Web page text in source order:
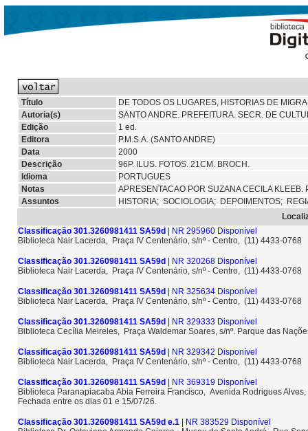
Título
DE TODOS OS LUGARES, HISTORIAS DE
Autoria(s)
SANTO ANDRE. PREFEITURA. SECR. DE
Edição
1 ed.
Editora
P.M.S.A. (SANTO ANDRE)
Data
2000
Descrição
96P. ILUS. FOTOS. 21CM. BROCH.
Idioma
PORTUGUES
Notas
APRESENTACAO POR SUZANA CECILA KLEEB.
Assuntos
HISTORIA; SOCIOLOGIA; DEPOIMENTOS;
Classificação 301.3260981411 SA59d
| NR 295960 Disponível
Biblioteca Nair Lacerda, Praça IV Centenário, s/nº - Centro, (11) 4433-0768
Classificação 301.3260981411 SA59d
| NR 320268 Disponível
Biblioteca Nair Lacerda, Praça IV Centenário, s/nº - Centro, (11) 4433-0768
Classificação 301.3260981411 SA59d
| NR 325634 Disponível
Biblioteca Nair Lacerda, Praça IV Centenário, s/nº - Centro, (11) 4433-0768
Classificação 301.3260981411 SA59d
| NR 329333 Disponível
Biblioteca Cecília Meireles, Praça Waldemar Soares, s/nº. Parque das
Classificação 301.3260981411 SA59d
| NR 329342 Disponível
Biblioteca Nair Lacerda, Praça IV Centenário, s/nº - Centro, (11) 4433-0768
Classificação 301.3260981411 SA59d
| NR 369319 Disponível
Biblioteca Paranapiacaba Abia Ferreira Francisco, Avenida Rodrigues
Fechada entre os dias 01 e 15/07/26.
Classificação 301.3260981411 SA59d e.1 | NR 383529 Disponível